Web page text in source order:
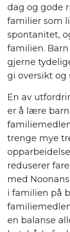
dag og gode
familier som
spontanitet,
familien.
gjerne
gi oversikt
En av
er å lære
trenge mye
reduserer
med
i familien på
en balanse